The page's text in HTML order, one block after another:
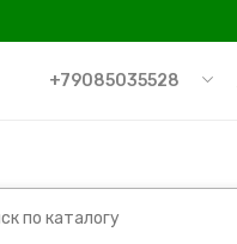
+79085035528